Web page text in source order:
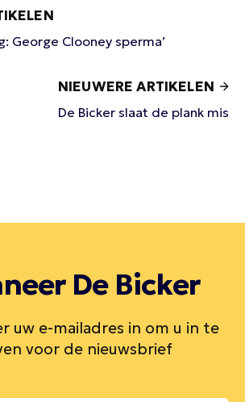
George Clooney sperma’
NIEUWERE ARTIKELEN
De Bicker slaat de plank mis
De Bicker
uw e-mailadres in om u in te
voor de nieuwsbrief